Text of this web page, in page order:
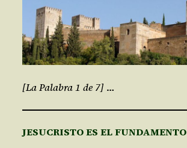
[La Palabra 1 de 7] …
JESUCRISTO ES EL FUNDAMENTO